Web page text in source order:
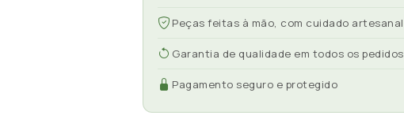
Peças feitas à mão, com cuidado artesanal
Garantia de qualidade em todos os pedidos
Pagamento seguro e protegido